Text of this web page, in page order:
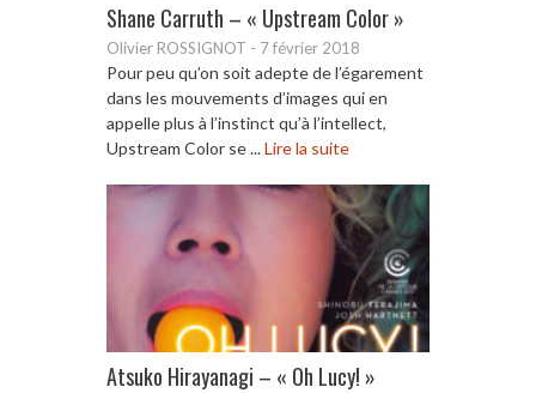
Shane Carruth – « Upstream Color »
Olivier ROSSIGNOT - 7 février 2018
Pour peu qu’on soit adepte de l’égarement
dans les mouvements d’images qui en
appelle plus à l’instinct qu’à l’intellect,
Upstream Color se ...Lire la suite
Atsuko Hirayanagi – « Oh Lucy! »